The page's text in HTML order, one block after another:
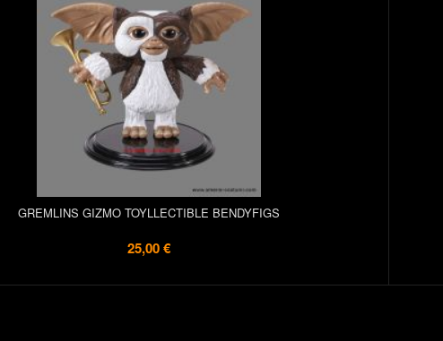
GREMLINS GIZMO TOYLLECTIBLE BENDYFIGS
25,00 €